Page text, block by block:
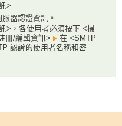
>
器認證資訊。
>，各使用者必須按下 <掃
冊/編輯資訊>
在 <SMTP
認證的使用者名稱和密